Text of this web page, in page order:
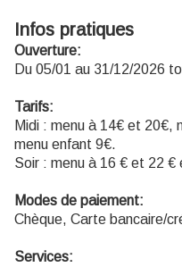
Infos pratiques
Ouverture:
Du 05/01 au 31/12/2026
Tarifs:
Midi : menu à 14€ et 20€,
menu enfant 9€.
Soir : menu à 16 € et 22 €
Modes de paiement:
Chèque, Carte bancaire/
Services: